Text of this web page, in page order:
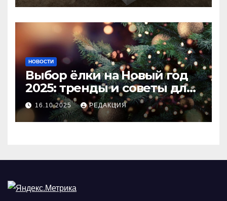
НОВОСТИ
Выбор ёлки на Новый год
2025: тренды и советы для
идеального праздника
16.10.2025 РЕДАКЦИЯ